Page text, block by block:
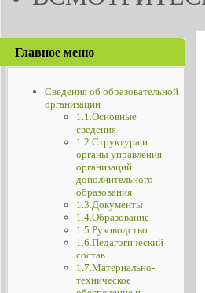
Главное меню
Сведения об образовательной
организации
1.1.Основные
сведения
1.2.Структура и
органы управления
организаций
дополнительного
образования
1.3.Документы
1.4.Образование
1.5.Руководство
1.6.Педагогический
состав
1.7.Материально-
техническое